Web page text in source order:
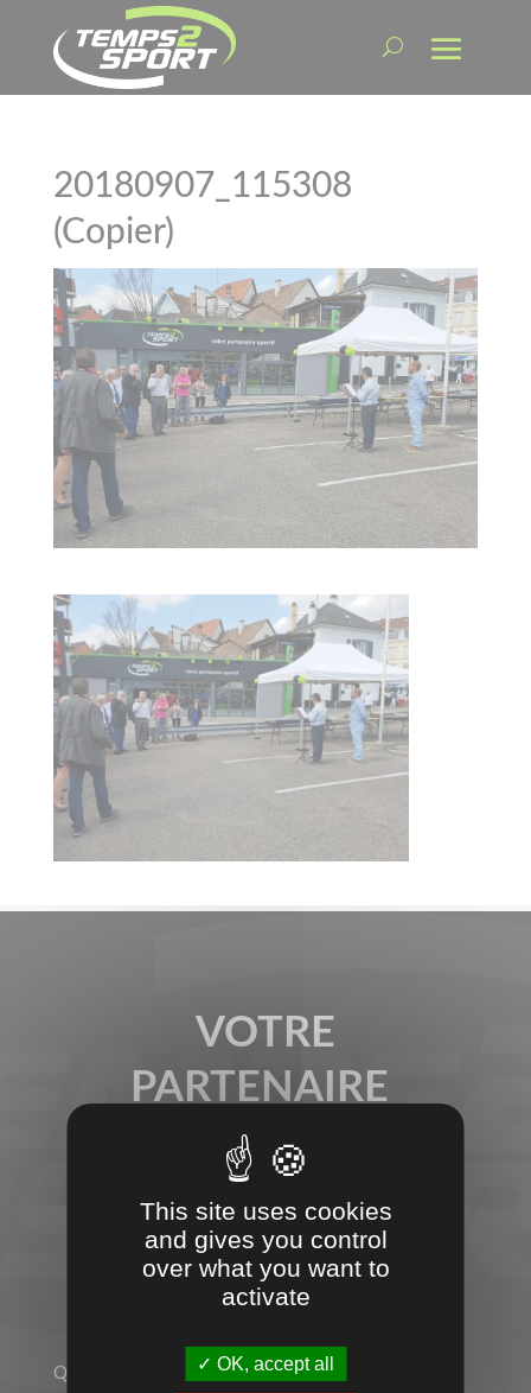
20180907_115308
(Copier)
VOTRE
PARTENAIRE
SPORT &
ENTREPRISES
Qui sommes-nous ?
This site uses cookies
and gives you control
over what you want to
activate
OK, accept all